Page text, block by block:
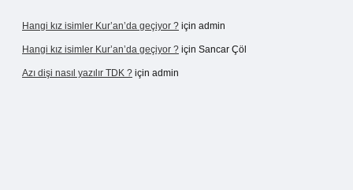
Hangi kız isimler Kur’an’da geçiyor ? için admin
Hangi kız isimler Kur’an’da geçiyor ? için Sancar Çöl
Azı dişi nasıl yazılır TDK ? için admin